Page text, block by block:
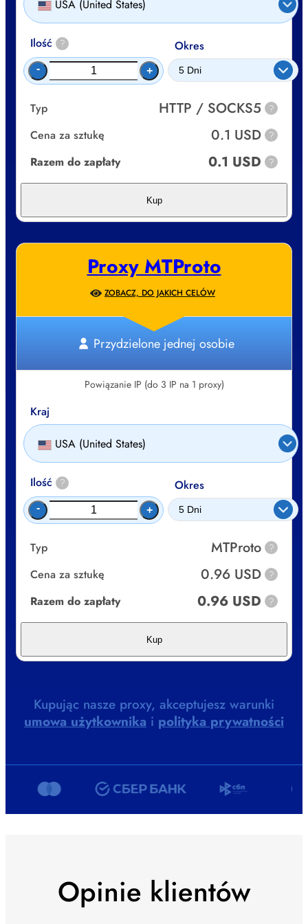
USA (United States)
Ilość ?
- +
Okres
Typ HTTP / SOCKS5 ?
Cena za sztukę 0.1 USD ?
Razem do zapłaty 0.1 USD ?
Kup
Proxy MTProto
ZOBACZ, DO JAKICH CELÓW
Przydzielone jednej osobie
Powiązanie IP (do 3 IP na 1 proxy)
Kraj
USA (United States)
Ilość ?
- +
Okres
Typ MTProto ?
Cena za sztukę 0.96 USD ?
Razem do zapłaty 0.96 USD ?
Kup
Kupując nasze proxy, akceptujesz warunki
umowa użytkownika i polityka prywatności
Opinie klientów